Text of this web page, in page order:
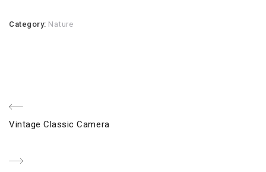
Category: Nature
Beitragsnavigation
Previous
Vintage Classic Camera